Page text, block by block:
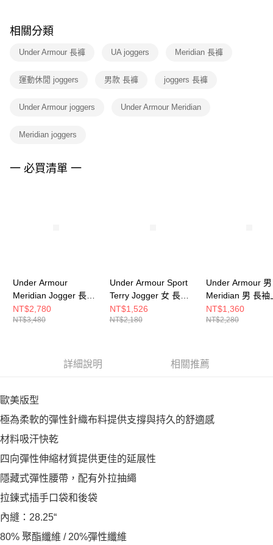
※ 交易是否成功請以「AFTEE先享後付 」之結帳頁面顯示為準，若有關於
是否繳費成功／繳費後需取消欲退款等相關疑問，請聯繫「AFTEE先享後付
客戶支援中心」https://netprotections.freshdesk.com/support/home
１．透過由恩沛科技股份有限公司提供之「AFTEE先享後付」服務完成之交
權轉讓予恩沛科技股份有限公司。
３．未成年的使用者請事先徵得法定代理人或監護人之同意方可使用
４．使用「AFTEE先享後付」時，將依據個別帳號之用戶狀況，依本公司即
相關分類
Under Armour 長褲 UA joggers Meridian 長褲
運動休閒 joggers 男款 長褲 joggers 長褲
Under Armour joggers Under Armour Meridian
Meridian joggers
一 必買清單 一
Under Armour
Meridian Jogger 長褲
男 1386978-069
NT$2,780
NT$3,480
Under Armour Sport
Terry Jogger 女 長褲
6011020-001
NT$1,526
NT$2,180
Under Armour 男
Meridian 男 長袖
1386975-465
NT$1,360
NT$2,280
詳細說明 相關推薦
歐美版型
極為柔軟的彈性針織布料提供支撐與持久的舒適感
材料吸汗快乾
四向彈性伸縮材質提供更佳的延展性
隱藏式彈性腰帶，配有外拉抽繩
拉鍊式插手口袋和後袋
內縫：28.25“
80% 聚酯纖維 / 20%彈性纖維